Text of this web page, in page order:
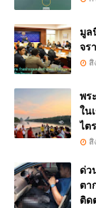
มูล
จร
สิ
พร
ใน
ไต
สิ
ด่ว
ตา
ติด